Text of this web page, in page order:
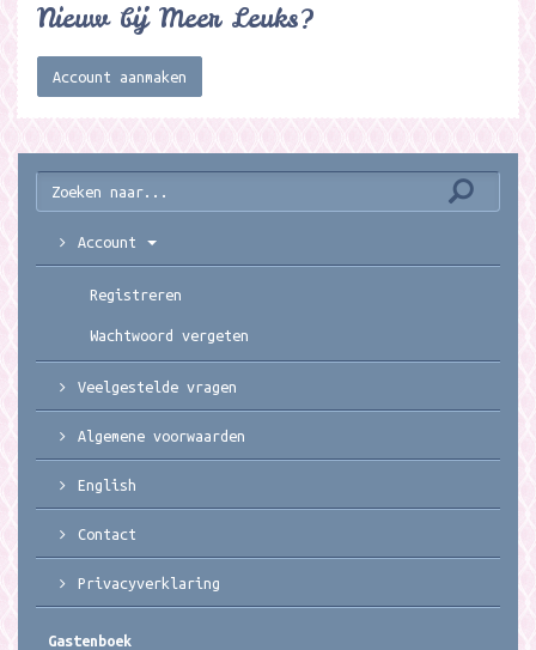
Nieuw bij Meer Leuks?
Account aanmaken
Account
Registreren
Wachtwoord vergeten
Veelgestelde vragen
Algemene voorwaarden
English
Contact
Privacyverklaring
Gastenboek